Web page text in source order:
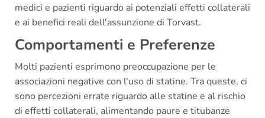
medici e pazienti riguardo ai potenziali effetti collaterali
e ai benefici reali dell'assunzione di Torvast.
Comportamenti e Preferenze
Molti pazienti esprimono preoccupazione per le
associazioni negative con l'uso di statine. Tra queste, ci
sono percezioni errate riguardo alle statine e al rischio
di effetti collaterali, alimentando paure e titubanze